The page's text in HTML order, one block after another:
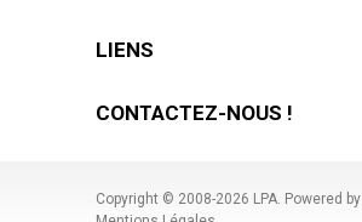
LIENS
CONTACTEZ-NOUS !
Copyright © 2008-2026 LPA . Powered by